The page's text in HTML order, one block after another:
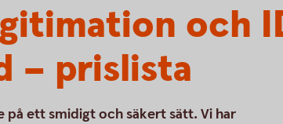
och
– prislista
på ett smidigt och säkert sätt. Vi har